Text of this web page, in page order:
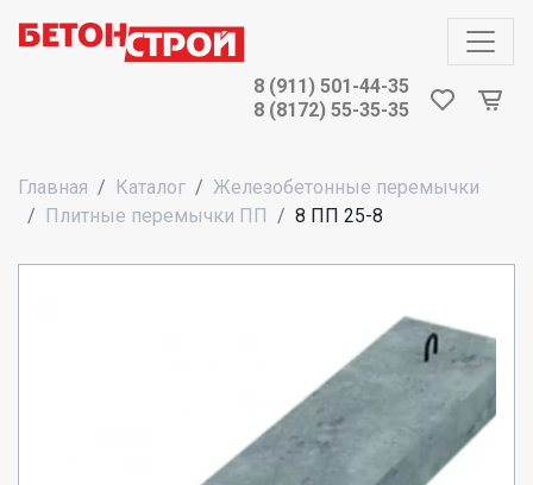
8 (911) 501-44-35
8 (8172) 55-35-35
Главная Каталог
Железобетонные перемычки
Плитные перемычки ПП
8 ПП 25-8